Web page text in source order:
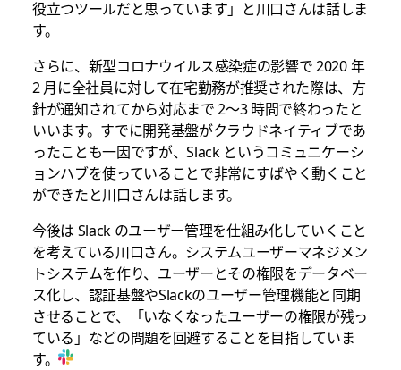
役立つツールだと思っています」と川口さんは話しま
す。
さらに、新型コロナウイルス感染症の影響で 2020 年
2 月に全社員に対して在宅勤務が推奨された際は、方
針が通知されてから対応まで 2～3 時間で終わったと
いいます。すでに開発基盤がクラウドネイティブであ
ったことも一因ですが、Slack というコミュニケーシ
ョンハブを使っていることで非常にすばやく動くこと
ができたと川口さんは話します。
今後は Slack のユーザー管理を仕組み化していくこと
を考えている川口さん。システムユーザーマネジメン
トシステムを作り、ユーザーとその権限をデータベー
ス化し、認証基盤やSlackのユーザー管理機能と同期
させることで、「いなくなったユーザーの権限が残っ
ている」などの問題を回避することを目指していま
す。